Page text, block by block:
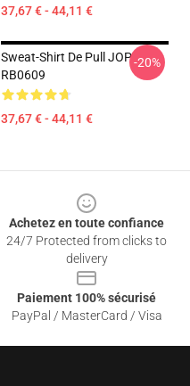
37,67 € - 44,11 €
Sweat-Shirt De Pull JOP
RB0609
37,67 € - 44,11 €
-20%
Achetez en toute confiance
24/7 Protected from clicks to
delivery
Paiement 100% sécurisé
PayPal / MasterCard / Visa